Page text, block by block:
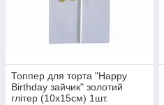
Топпер для торта "Happy
Birthday зайчик" золотий
глітер (10х15см) 1шт.